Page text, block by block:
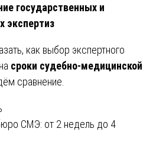
государственных и
экспертиз
как выбор экспертного
сроки судебно-медицинской
сравнение.
СМЭ: от 2 недель до 4